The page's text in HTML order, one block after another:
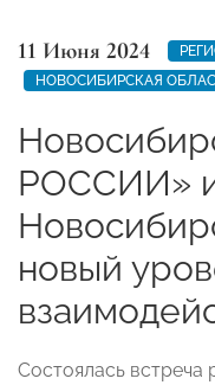
11 Июня 2024
НОВОСИБИРСКАЯ
РОССИИ»
новый
Состоялась встреча